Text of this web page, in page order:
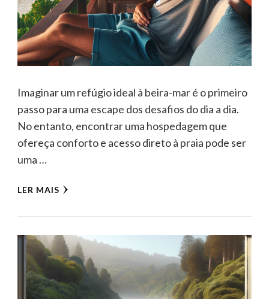
Imaginar um refúgio ideal à beira-mar é o primeiro
passo para uma escape dos desafios do dia a dia.
No entanto, encontrar uma hospedagem que
ofereça conforto e acesso direto à praia pode ser
uma …
LER MAIS